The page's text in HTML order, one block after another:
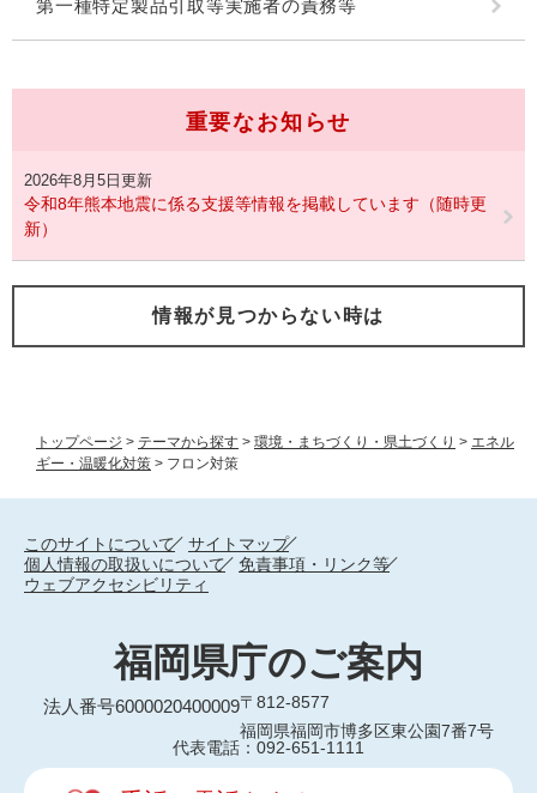
トップページ > テーマから探す > 環境・まちづくり・県土づくり > エネル
ギー・温暖化対策 > フロン対策
第一種特定製品引取等実施者の責務等
重要なお知らせ
2026年8月5日更新
令和8年熊本地震に係る支援等情報を掲載しています（随時更
新）
情報が見つからない時は
このサイトについて
サイトマップ
個人情報の取扱いについて
免責事項・リンク等
ウェブアクセシビリティ
福岡県庁のご案内
法人番号6000020400009〒812-8577
福岡県福岡市博多区東公園7番7号
代表電話：092-651-1111